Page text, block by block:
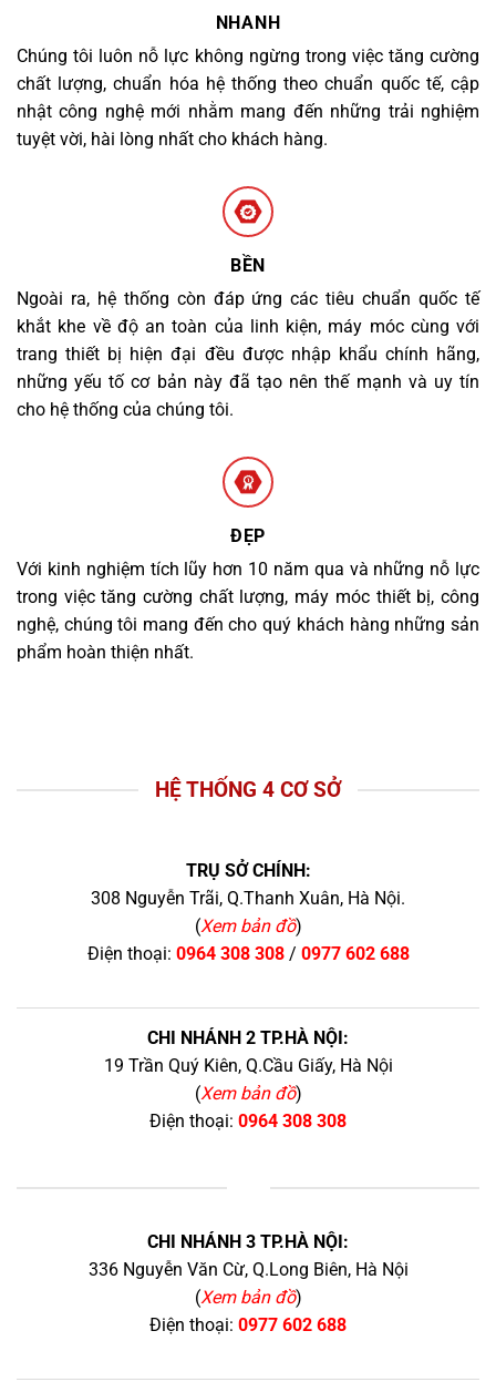
NHANH
Chúng tôi luôn nỗ lực không ngừng trong việc tăng cường
chất lượng, chuẩn hóa hệ thống theo chuẩn quốc tế, cập
nhật công nghệ mới nhằm mang đến những trải nghiệm
tuyệt vời, hài lòng nhất cho khách hàng.
BỀN
Ngoài ra, hệ thống còn đáp ứng các tiêu chuẩn quốc tế
khắt khe về độ an toàn của linh kiện, máy móc cùng với
trang thiết bị hiện đại đều được nhập khẩu chính hãng,
những yếu tố cơ bản này đã tạo nên thế mạnh và uy tín
cho hệ thống của chúng tôi.
ĐẸP
Với kinh nghiệm tích lũy hơn 10 năm qua và những nỗ lực
trong việc tăng cường chất lượng, máy móc thiết bị, công
nghệ, chúng tôi mang đến cho quý khách hàng những sản
phẩm hoàn thiện nhất.
HỆ THỐNG 4 CƠ SỞ
TRỤ SỞ CHÍNH:
308 Nguyễn Trãi, Q.Thanh Xuân, Hà Nội.
(Xem bản đồ)
Điện thoại: 0964 308 308/ 0977 602 688
CHI NHÁNH 2 TP.HÀ NỘI:
19 Trần Quý Kiên, Q.Cầu Giấy, Hà Nội
(Xem bản đồ)
Điện thoại: 0964 308 308
CHI NHÁNH 3 TP.HÀ NỘI:
336 Nguyễn Văn Cừ, Q.Long Biên, Hà Nội
(Xem bản đồ)
Điện thoại: 0977 602 688